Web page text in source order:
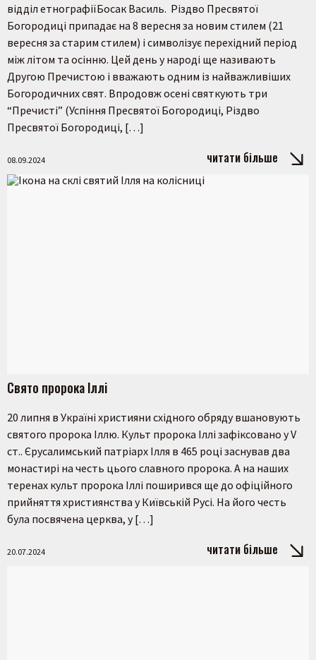
відділ етнографіїБосак Василь. Різдво Пресвятої
Богородиці припадає на 8 вересня за новим стилем (21
вересня за старим стилем) і символізує перехідний період
між літом та осінню. Цей день у народі ще називають
Другою Пречистою і вважають одним із найважливіших
Богородичних свят. Впродовж осені святкують три
“Пречисті” (Успіння Пресвятої Богородиці, Різдво
Пресвятої Богородиці, […]
08.09.2024 читати більше
Свято пророка Іллі
20 липня в Україні християни східного обряду вшановують
святого пророка Іллю. Культ пророка Іллі зафіксовано у V
ст.. Єрусалимський патріарх Ілля в 465 році заснував два
монастирі на честь цього славного пророка. А на наших
теренах культ пророка Іллі поширився ще до офіційного
прийняття християнства у Київській Русі. На його честь
була посвячена церква, у […]
20.07.2024 читати більше